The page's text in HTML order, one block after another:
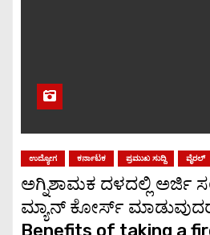
ಉದ್ಯೋಗ ಕರ್ನಾಟಕ ಪ್ರಮುಖ ಸುದ್ದಿ ವೈರಲ್
ಅಗ್ನಿಶಾಮಕ ದಳದಲ್ಲಿ ಅರ್ಜಿ
ಮ್ಯಾನ್ ಕೋರ್ಸ್
Benefits of taking a